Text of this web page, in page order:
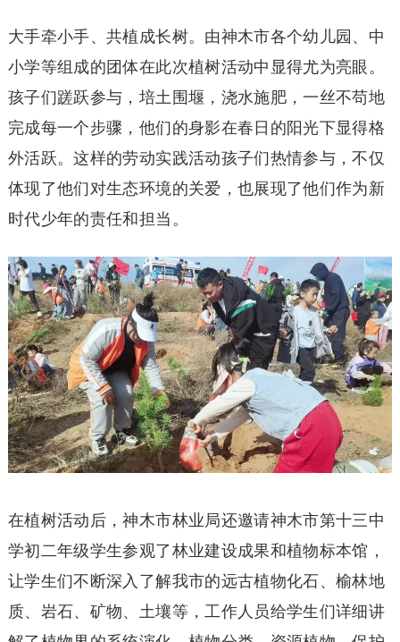
大手牵小手、共植成长树。由神木市各个幼儿园、中
小学等组成的团体在此次植树活动中显得尤为亮眼。
孩子们蹉跃参与，培土围堰，浇水施肥，一丝不苟地
完成每一个步骤，他们的身影在春日的阳光下显得格
外活跃。这样的劳动实践活动孩子们热情参与，不仅
体现了他们对生态环境的关爱，也展现了他们作为新
时代少年的责任和担当。
在植树活动后，神木市林业局还邀请神木市第十三中
学初二年级学生参观了林业建设成果和植物标本馆，
让学生们不断深入了解我市的远古植物化石、榆林地
质、岩石、矿物、土壤等，工作人员给学生们详细讲